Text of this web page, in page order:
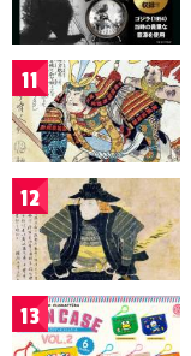
11
12
13